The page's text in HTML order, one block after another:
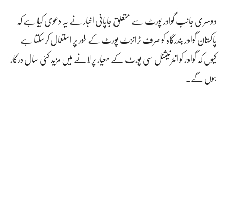
دوسری جانب گوادر پورٹ سے متعلق جاپانی اخبار نے یہ دعوی کیا ہے کہ
پاکستان گوادر بندرگاہ کو صرف ٹرانزٹ پورٹ کے طور پر استعمال کرسکتا ہے
کیوں کہ گوادر کو انٹرنیشنل سی پورٹ کے معیار پر لانے میں مزید کئی سال درکار
ہوں گے۔